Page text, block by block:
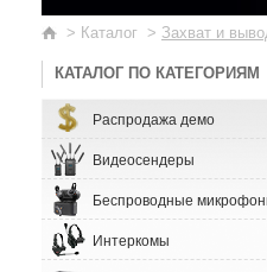
> Каталог > Захват и
КАТАЛОГ ПО КАТЕГОРИЯМ
Распродажа демо
Видеосендеры
Беспроводные
Интеркомы